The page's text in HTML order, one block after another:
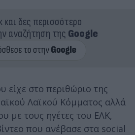
και δες περισσότερο
αναζήτηση της Google
είχε στο περιθώριο της
Λαϊκού Κόμματος αλλά
με τους ηγέτες του ΕΛΚ,
που ανέβασε στα social